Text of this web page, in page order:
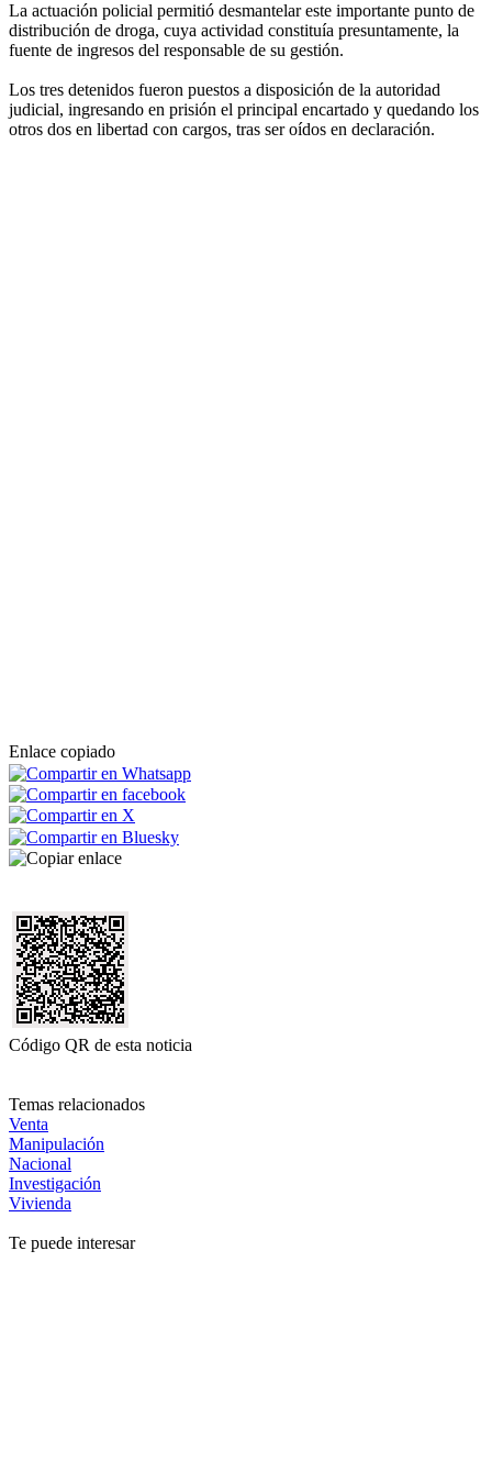
La actuación policial permitió desmantelar este importante punto de
distribución de droga, cuya actividad constituía presuntamente, la
fuente de ingresos del responsable de su gestión.
Los tres detenidos fueron puestos a disposición de la autoridad
judicial, ingresando en prisión el principal encartado y quedando los
otros dos en libertad con cargos, tras ser oídos en declaración.
Enlace copiado
Código QR de esta noticia
Temas relacionados
Venta
Manipulación
Nacional
Investigación
Vivienda
Te puede interesar